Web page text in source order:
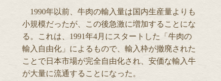
1990年以前、牛肉の輸入量は国内生産量よりも
小規模だったが、この後急激に増加することにな
る。これは、1991年4月にスタートした「牛肉の
輸入自由化」によるもので、輸入枠が撤廃された
ことで日本市場が完全自由化され、安価な輸入牛
が大量に流通することになった。